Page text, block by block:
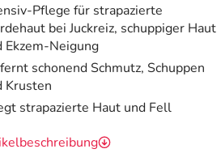
Pflege für strapazierte
bei Juckreiz, schuppiger Haut
Ekzem-Neigung
schonend Schmutz, Schuppen
Krusten
strapazierte Haut und Fell